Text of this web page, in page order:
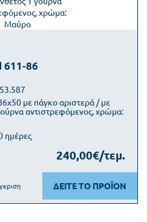
611-86
με πάγκο αριστερά / με
αντιστρεφόμενος, χρώμα:
ημέρες
240,00€/τεμ.
ΔΕΙΤΕ ΤΟ ΠΡΟΪΟΝ